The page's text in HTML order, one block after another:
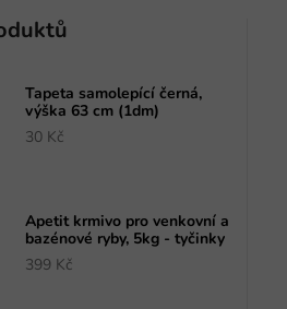
Tapeta samolepící černá,
výška 63 cm (1dm)
30 Kč
Apetit krmivo pro venkovní a
bazénové ryby, 5kg - tyčinky
399 Kč